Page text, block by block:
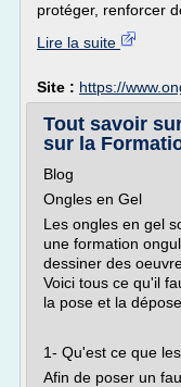
protéger, renforcer
Lire la suite
Site : https://
Tout savoir
sur la
Blog
Ongles en Gel
Les ongles en gel
une formation
dessiner des
Voici tous ce qu'il
la pose et la
1- Qu'est ce que
Afin de poser un